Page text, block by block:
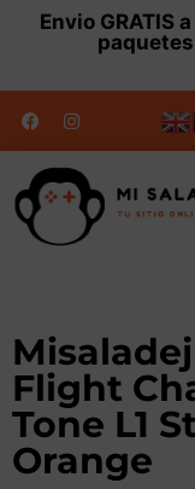
Envio GRATISa
Flight
Tone L1
Orange